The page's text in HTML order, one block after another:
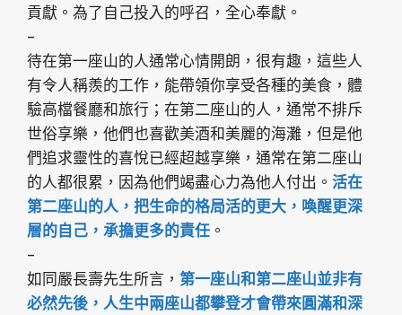
貢獻。為了自己投入的呼召，全心奉獻。
–
待在第一座山的人通常心情開朗，很有趣，這些人
有令人稱羨的工作，能帶領你享受各種的美食，體
驗高檔餐廳和旅行；在第二座山的人，通常不排斥
世俗享樂，他們也喜歡美酒和美麗的海灘，但是他
們追求靈性的喜悅已經超越享樂，通常在第二座山
的人都很累，因為他們竭盡心力為他人付出。 活在
第二座山的人，把生命的格局活的更大，喚醒更深
層的自己，承擔更多的責任 。
–
如同嚴長壽先生所言， 第一座山和第二座山並非有
必然先後，人生中兩座山都攀登才會帶來圓滿和深